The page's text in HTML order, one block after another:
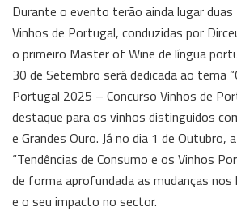
Durante o evento terão ainda lugar
Vinhos de Portugal, conduzidas por
o primeiro Master of Wine de língua
30 de Setembro será dedicada ao tema
Portugal 2025 – Concurso Vinhos de
destaque para os vinhos distinguidos
e Grandes Ouro. Já no dia 1 de Outubro,
“Tendências de Consumo e os Vinhos
de forma aprofundada as mudanças
e o seu impacto no sector.